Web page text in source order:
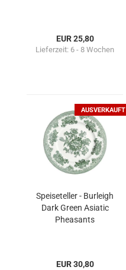
EUR 25,80
Lieferzeit: 6 - 8 Wochen
AUSVERKAUFT
Speiseteller - Burleigh
Dark Green Asiatic
Pheasants
EUR 30,80